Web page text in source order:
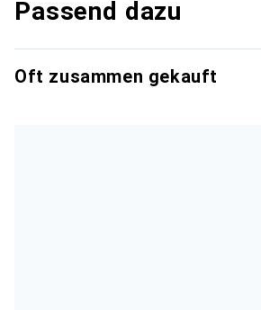
Passend dazu
Oft zusammen gekauft